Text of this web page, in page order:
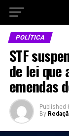
POLÍTICA
STF
de lei que
emendas
Published
By